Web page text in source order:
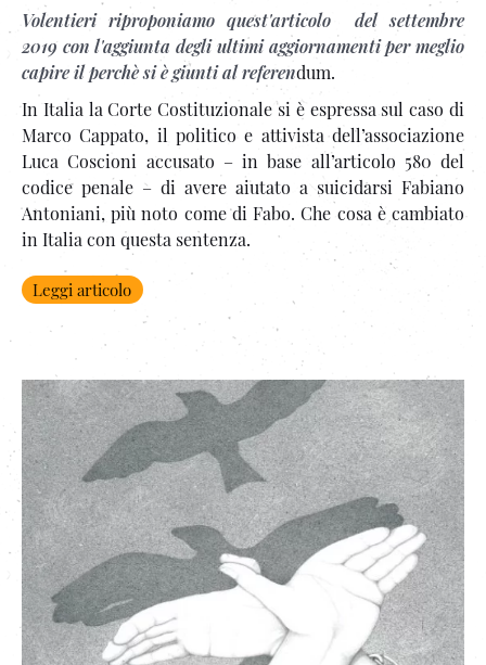
Volentieri riproponiamo quest'articolo del settembre
2019 con l'aggiunta degli ultimi aggiornamenti per meglio
capire il perchè si è giunti al referendum.
In Italia la Corte Costituzionale si è espressa sul caso di
Marco Cappato, il politico e attivista dell’associazione
Luca Coscioni accusato – in base all’articolo 580 del
codice penale – di avere aiutato a suicidarsi Fabiano
Antoniani, più noto come di Fabo. Che cosa è cambiato
in Italia con questa sentenza.
Leggi articolo